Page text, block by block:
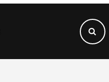
SEARCH
FOR:Search